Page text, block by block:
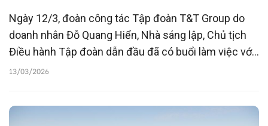
Ngày 12/3, đoàn công tác Tập đoàn T&T Group do
doanh nhân Đỗ Quang Hiển, Nhà sáng lập, Chủ tịch
Điều hành Tập đoàn dẫn đầu đã có buổi làm việc với
UBND tỉnh Quảng Trị nhằm trao đổi về tình hình triển
13/03/2026